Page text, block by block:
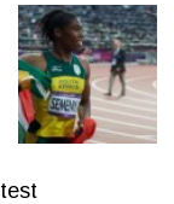
test